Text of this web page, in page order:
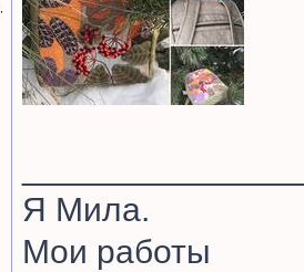
Я Мила.
Мои работы